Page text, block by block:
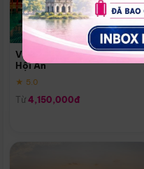
Vinpearl Resort & Golf Nam
Hội An
★ 5.0
Từ 4,150,000đ